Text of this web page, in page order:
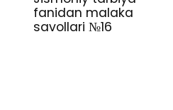
fanidan malaka
savollari №16